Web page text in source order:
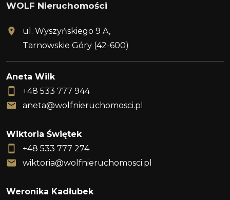
WOLF Nieruchomości
ul. Wyszyńskiego 9 A,
Tarnowskie Góry (42-600)
Aneta Wilk
+48 533 777 944
aneta@wolfnieruchomosci.pl
Wiktoria Świętek
+48 533 777 274
wiktoria@wolfnieruchomosci.pl
Weronika Kadłubek